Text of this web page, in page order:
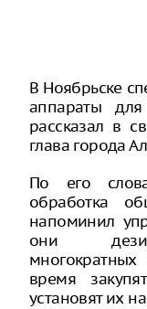
В Ноябрьске
аппараты
рассказал в
глава города
По его
обработка
напоминил
они
время
установят их